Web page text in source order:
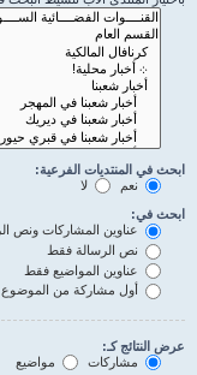
ابحث في المنتديات الفرعية:
نعم
لا
ابحث في:
عناوين المشاركات ونص
نص الرسالة فقط
عناوين المواضيع فقط
أول مشاركة من
عرض النتائج كـ:
مشاركات
مواضيع